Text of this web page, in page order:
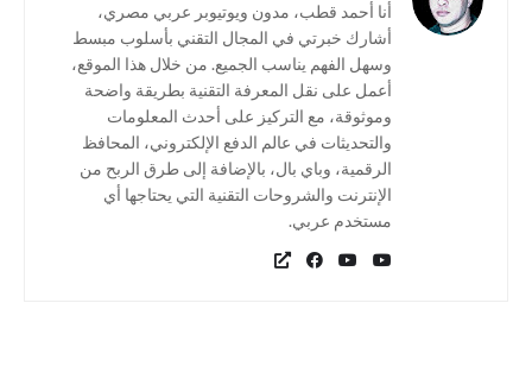
أنا أحمد قطب، مدون ويوتيوبر عربي مصري،
أشارك خبرتي في المجال التقني بأسلوب مبسط
وسهل الفهم يناسب الجميع. من خلال هذا الموقع،
أعمل على نقل المعرفة التقنية بطريقة واضحة
وموثوقة، مع التركيز على أحدث المعلومات
والتحديثات في عالم الدفع الإلكتروني، المحافظ
الرقمية، وباي بال، بالإضافة إلى طرق الربح من
الإنترنت والشروحات التقنية التي يحتاجها أي
مستخدم عربي.